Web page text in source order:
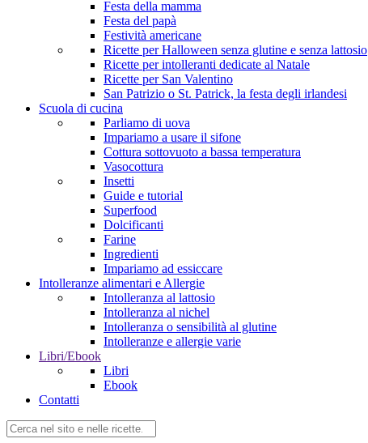
Festa della mamma
Festa del papà
Festività americane
Ricette per Halloween senza glutine e senza lattosio
Ricette per intolleranti dedicate al Natale
Ricette per San Valentino
San Patrizio o St. Patrick, la festa degli irlandesi
Scuola di cucina
Parliamo di uova
Impariamo a usare il sifone
Cottura sottovuoto a bassa temperatura
Vasocottura
Insetti
Guide e tutorial
Superfood
Dolcificanti
Farine
Ingredienti
Impariamo ad essiccare
Intolleranze alimentari e Allergie
Intolleranza al lattosio
Intolleranza al nichel
Intolleranza o sensibilità al glutine
Intolleranze e allergie varie
Libri/Ebook
Libri
Ebook
Contatti